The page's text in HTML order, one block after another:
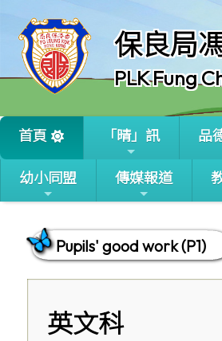
保良局
PLK Fung
首頁 「晴」訊 品
幼小同盟 傳媒報道
Pupils' good work (P1)
英文科